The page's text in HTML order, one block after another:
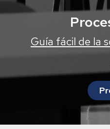
Guía fácil de la